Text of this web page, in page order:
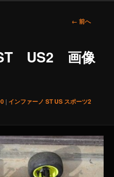
画
ビ
ゲ
ン
← 前へ
US2 画像
| インファーノ ST US スポーツ2